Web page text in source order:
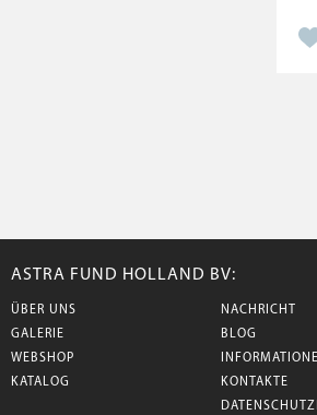
ASTRA FUND HOLLAND BV:
ÜBER UNS
GALERIE
WEBSHOP
KATALOG
NACHRICHT
BLOG
KONTAKTE